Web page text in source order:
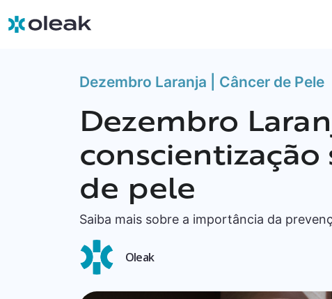
Dezembro Laranja | Câncer de Pele
Dezembro
de pele
Saiba mais sobre a importância da
Oleak